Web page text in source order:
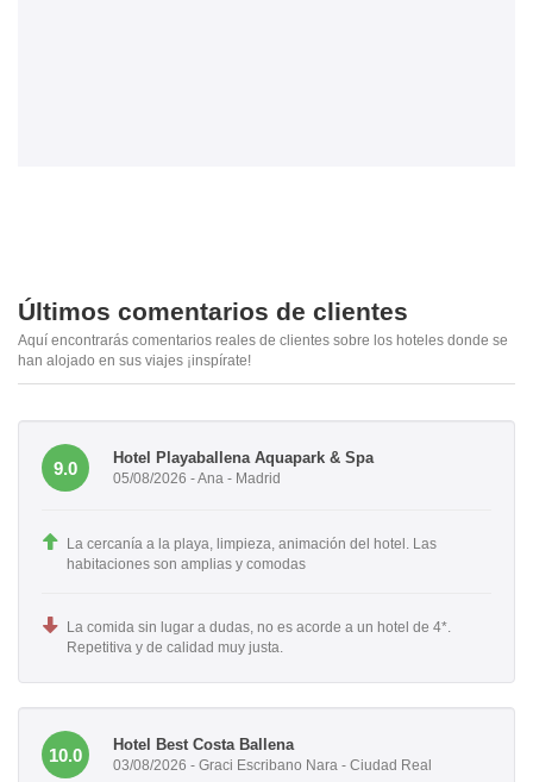
Últimos comentarios de clientes
Aquí encontrarás comentarios reales de clientes sobre los hoteles donde se
han alojado en sus viajes ¡inspírate!
9.0
Hotel Playaballena Aquapark & Spa
05/08/2026 - Ana - Madrid
La cercanía a la playa, limpieza, animación del hotel. Las
habitaciones son amplias y comodas
La comida sin lugar a dudas, no es acorde a un hotel de 4*.
Repetitiva y de calidad muy justa.
10.0
Hotel Best Costa Ballena
03/08/2026 - Graci Escribano Nara - Ciudad Real